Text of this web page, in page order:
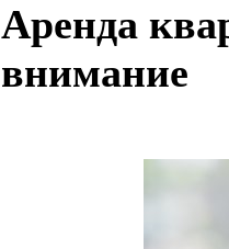
Аренда
внимание